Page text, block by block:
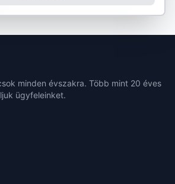
minden évszakra. Több mint 20 éves
ügyfeleinket.